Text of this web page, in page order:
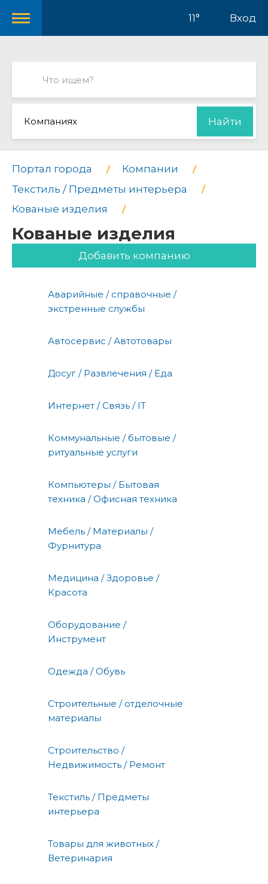
11° Вход
Компаниях Найти
Портал города
Компании
Текстиль / Предметы интерьера
Кованые изделия
Кованые изделия
Добавить компанию
Аварийные / справочные /
экстренные службы
Автосервис / Автотовары
Досуг / Развлечения / Еда
Интернет / Связь / IT
Коммунальные / бытовые /
ритуальные услуги
Компьютеры / Бытовая
техника / Офисная техника
Мебель / Материалы /
Фурнитура
Медицина / Здоровье /
Красота
Оборудование /
Инструмент
Одежда / Обувь
Строительные / отделочные
материалы
Строительство /
Недвижимость / Ремонт
Текстиль / Предметы
интерьера
Товары для животных /
Ветеринария